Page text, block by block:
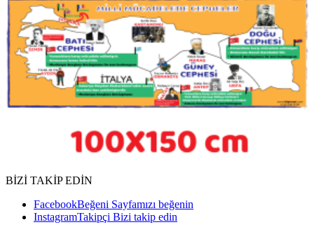
BİZİ TAKİP EDİN
FacebookBeğeni Sayfamızı beğenin
InstagramTakipçi Bizi takip edin